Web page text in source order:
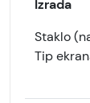
Izrada
Staklo
Tip